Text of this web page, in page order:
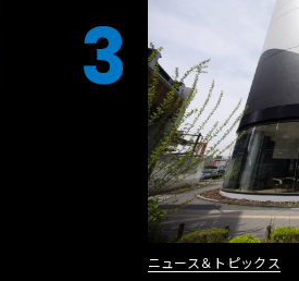
3
ニュース＆トピックス